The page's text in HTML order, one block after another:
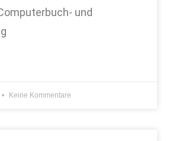
und
Keine Kommentare